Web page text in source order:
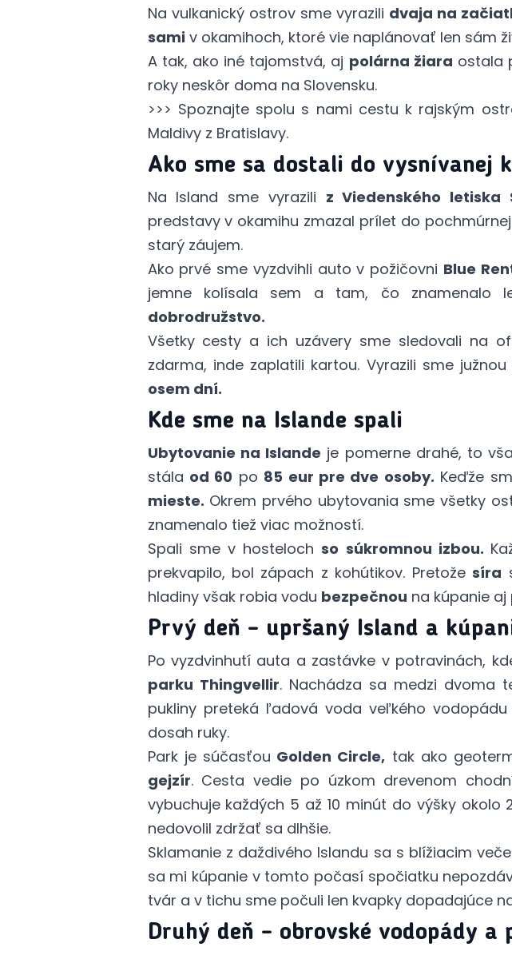
Na vulkanický ostrov sme vyrazili dvaja na
samiv okamihoch, ktoré vie naplánovať len sám
A tak, ako iné tajomstvá, aj polárna žiara ostala
roky neskôr doma na Slovensku.
>>> Spoznajte spolu s nami cestu k rajským
Maldivy z Bratislavy.
Ako sme sa dostali do vysnívanej
Na Island sme vyrazili z Viedenského letiska
predstavy v okamihu zmazal prílet do
starý záujem.
Ako prvé sme vyzdvihli auto v požičovni Blue
jemne kolísala sem a tam, čo znamenalo
dobrodružstvo.
Všetky cesty a ich uzávery sme sledovali na
zdarma, inde zaplatili kartou. Vyrazili sme
osem dní.
Kde sme na Islande spali
Ubytovanie na Islande je pomerne drahé, to
stála od 60 po 85 eur pre dve osoby. Keďže
mieste. Okrem prvého ubytovania sme všetky
znamenalo tiež viac možností.
Spali sme v hostelochso súkromnou izbou.
prekvapilo, bol zápach z kohútikov. Pretožesíra
hladiny však robia vodu bezpečnou na kúpanie aj
Prvý deň – upršaný Island a
Po vyzdvinhutí auta a zastávke v potravinách,
parku Thingvellir. Nachádza sa medzi dvoma
pukliny preteká ľadová voda veľkého vodopádu
dosah ruky.
Park je súčasťou Golden Circle, tak ako
gejzír. Cesta vedie po úzkom drevenom
vybuchuje každých 5 až 10 minút do výšky
nedovolil zdržať sa dlhšie.
Sklamanie z daždivého Islandu sa s blížiacim
sa mi kúpanie v tomto počasí spočiatku
tvár a v tichu sme počuli len kvapky dopadajúce
Druhý deň – obrovské vodopády a